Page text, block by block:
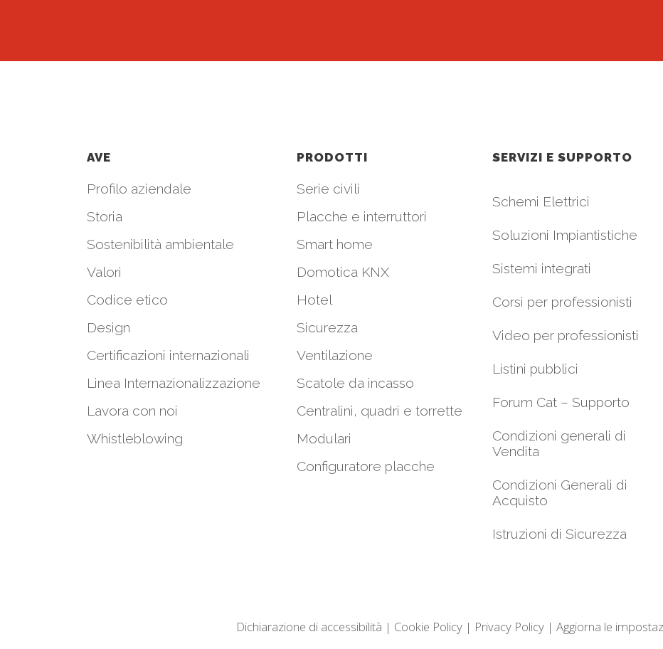
AVE
Profilo aziendale
Storia
Sostenibilità ambientale
Valori
Codice etico
Design
Certificazioni internazionali
Linea Internazionalizzazione
Lavora con noi
Whistleblowing
PRODOTTI
Serie civili
Placche e interruttori
Smart home
Domotica KNX
Hotel
Sicurezza
Ventilazione
Scatole da incasso
Centralini, quadri e torrette
Modulari
Configuratore placche
SERVIZI E SUPPORTO
Schemi Elettrici
Soluzioni Impiantistiche
Sistemi integrati
Corsi per professionisti
Video per professionisti
Listini pubblici
Forum Cat – Supporto
Condizioni generali di
Vendita
Condizioni Generali di
Acquisto
Istruzioni di Sicurezza
Dichiarazione di accessibilità | Cookie Policy | Privacy Policy | Aggiorna le